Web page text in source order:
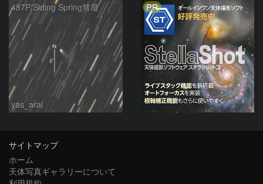
487P/Siding Spring彗星
yas_arai
PR
サイトマップ
ホーム
天体写真ギャラリーについて